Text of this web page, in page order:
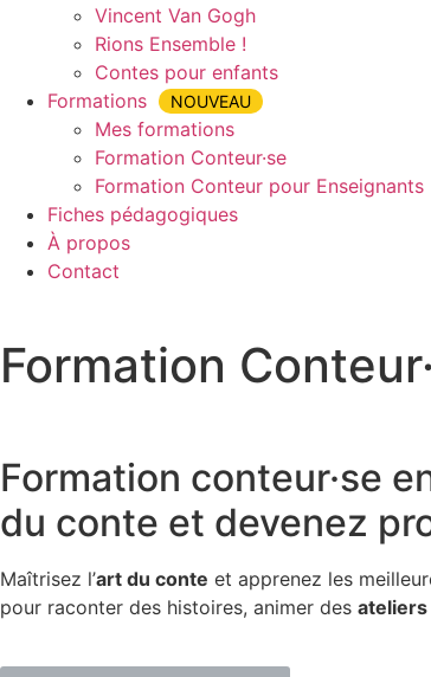
Vincent Van Gogh
Rions Ensemble !
Contes pour enfants
Formations
NOUVEAU
Mes formations
Formation Conteur·se
Formation Conteur pour Enseignants
Fiches pédagogiques
À propos
Contact
Formation
Formation conteur·se
du conte et devenez
Maîtrisez l’art du conte et apprenez les
pour raconter des histoires, animer des